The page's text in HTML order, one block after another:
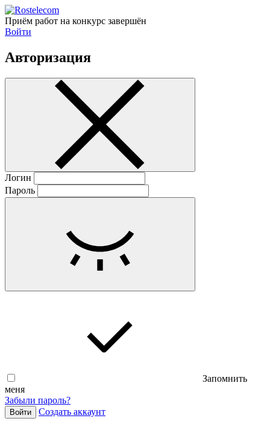
Приём работ на конкурс завершён
Войти
Авторизация
Логин
Пароль
Запомнить
меня
Забыли пароль?
Войти Cоздать аккаунт